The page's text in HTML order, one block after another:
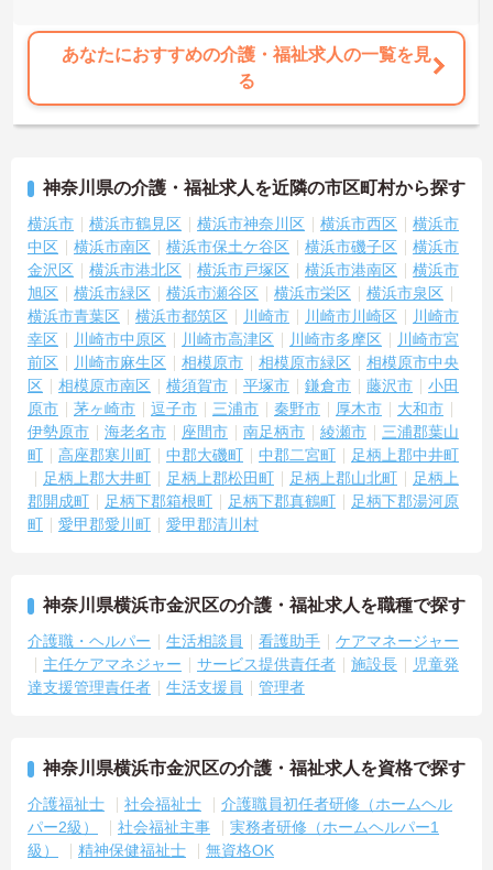
あなたにおすすめの介護・福祉求人の一覧を見
る
神奈川県の介護・福祉求人を近隣の市区町村から探す
横浜市 横浜市鶴見区 横浜市神奈川区 横浜市西区
横浜市
中区
横浜市南区 横浜市保土ケ谷区 横浜市磯子区
横浜市
金沢区
横浜市港北区 横浜市戸塚区 横浜市港南区
横浜市
旭区
横浜市緑区 横浜市瀬谷区 横浜市栄区
横浜市泉区
横浜市青葉区
横浜市都筑区 川崎市 川崎市川崎区
川崎市
幸区
川崎市中原区 川崎市高津区 川崎市多摩区
川崎市宮
前区
川崎市麻生区 相模原市 相模原市緑区
相模原市中央
区
相模原市南区 横須賀市 平塚市 鎌倉市 藤沢市
小田
原市
茅ヶ崎市 逗子市 三浦市 秦野市 厚木市
大和市
伊勢原市
海老名市 座間市 南足柄市 綾瀬市
三浦郡葉山
町
高座郡寒川町 中郡大磯町 中郡二宮町
足柄上郡中井町
足柄上郡大井町
足柄上郡松田町 足柄上郡山北町
足柄上
郡開成町
足柄下郡箱根町 足柄下郡真鶴町
足柄下郡湯河原
町
愛甲郡愛川町 愛甲郡清川村
神奈川県横浜市金沢区の介護・福祉求人を職種で探す
介護職・ヘルパー 生活相談員 看護助手
ケアマネージャー
主任ケアマネジャー
サービス提供責任者 施設長
児童発
達支援管理責任者
生活支援員 管理者
神奈川県横浜市金沢区の介護・福祉求人を資格で探す
介護福祉士 社会福祉士
介護職員初任者研修（ホームヘル
パー2級）
社会福祉主事
実務者研修（ホームヘルパー1
級）
精神保健福祉士 無資格OK